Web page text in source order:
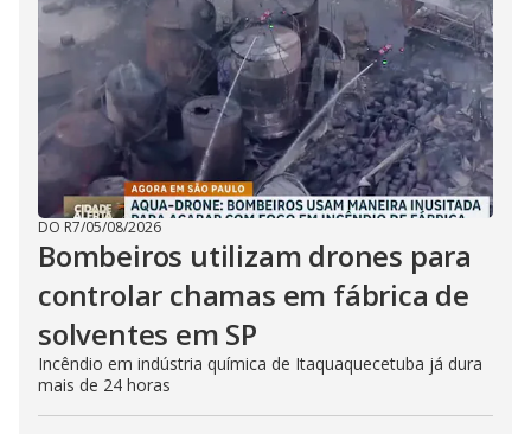
DO R7/05/08/2026
Bombeiros utilizam drones para
controlar chamas em fábrica de
solventes em SP
Incêndio em indústria química de Itaquaquecetuba já dura
mais de 24 horas